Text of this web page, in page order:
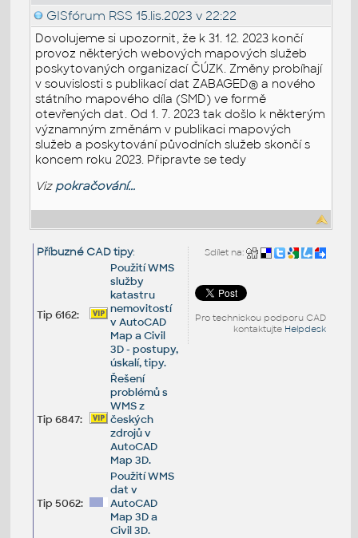
GISfórum RSS 15.lis.2023 v 22:22
Dovolujeme si upozornit, že k 31. 12. 2023 končí
provoz některých webových mapových služeb
poskytovaných organizací ČÚZK. Změny probíhají
v souvislosti s publikací dat ZABAGED® a nového
státního mapového díla (SMD) ve formě
otevřených dat. Od 1. 7. 2023 tak došlo k některým
významným změnám v publikaci mapových
služeb a poskytování původních služeb skončí s
koncem roku 2023. Připravte se tedy
Viz pokračování...
Sdílet na:
Pro technickou podporu CAD
kontaktujte Helpdesk
Příbuzné CAD tipy:
Tip 6162:
Použití WMS
služby
katastru
nemovitostí
v AutoCAD
Map a Civil
3D - postupy,
úskalí, tipy.
Tip 6847:
Řešení
problémů s
WMS z
českých
zdrojů v
AutoCAD
Map 3D.
Tip 5062:
Použití WMS
dat v
AutoCAD
Map 3D a
Civil 3D.